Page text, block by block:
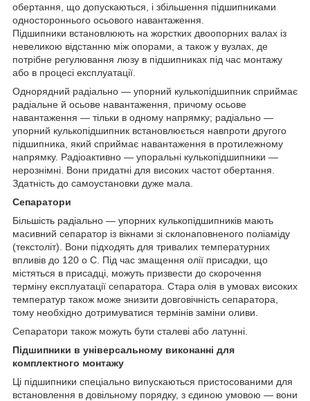
обертання, що допускаються, і збільшення підшипниками
одностороннього осьового навантаження.
Підшипники встановлюють на жорстких двоопорних валах із
невеликою відстанню між опорами, а також у вузлах, де
потрібне регулювання люзу в підшипниках під час монтажу
або в процесі експлуатації.
Однорядний радіально — упорний кулькопідшипник сприймає
радіальне й осьове навантаження, причому осьове
навантаження — тільки в одному напрямку; радіально —
упорний кулькопідшипник встановлюється навпроти другого
підшипника, який сприймає навантаження в протилежному
напрямку. Радіоактивно — упоральні кулькопідшипники —
нерознімні. Вони придатні для високих частот обертання.
Здатність до самоустановки дуже мала.
Сепаратори
Більшість радіально — упорних кулькопідшипників мають
масивний сепаратор із вікнами зі склонаповненого поліаміду
(текстоліт). Вони підходять для тривалих температурних
впливів до 120 о С. Під час змащення олії присадки, що
містяться в присадці, можуть призвести до скорочення
терміну експлуатації сепаратора. Стара олія в умовах високих
температур також може знизити довговічність сепаратора,
тому необхідно дотримуватися термінів заміни оливи.
Сепаратори також можуть бути сталеві або латунні.
Підшипники в універсальному виконанні для
комплектного монтажу
Ці підшипники спеціально випускаються пристосованими для
встановлення в довільному порядку, з єдиною умовою — вони